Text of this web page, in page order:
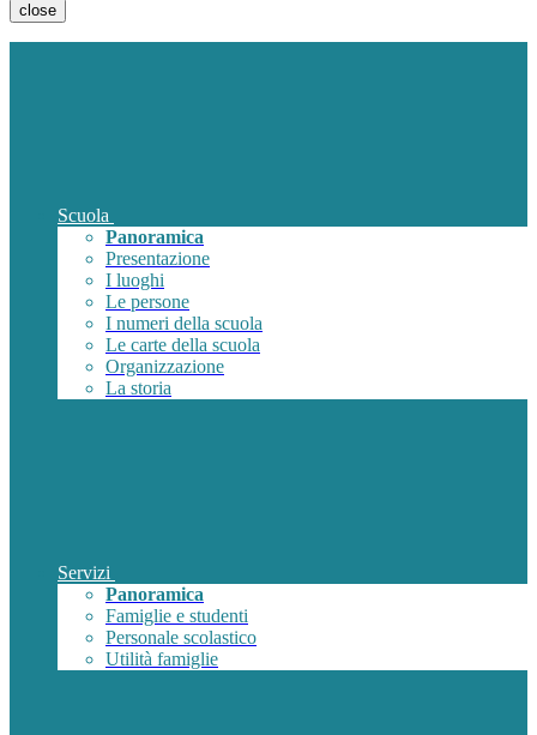
close
Scuola
Panoramica
Presentazione
I luoghi
Le persone
I numeri della scuola
Le carte della scuola
Organizzazione
La storia
Servizi
Panoramica
Famiglie e studenti
Personale scolastico
Utilità famiglie